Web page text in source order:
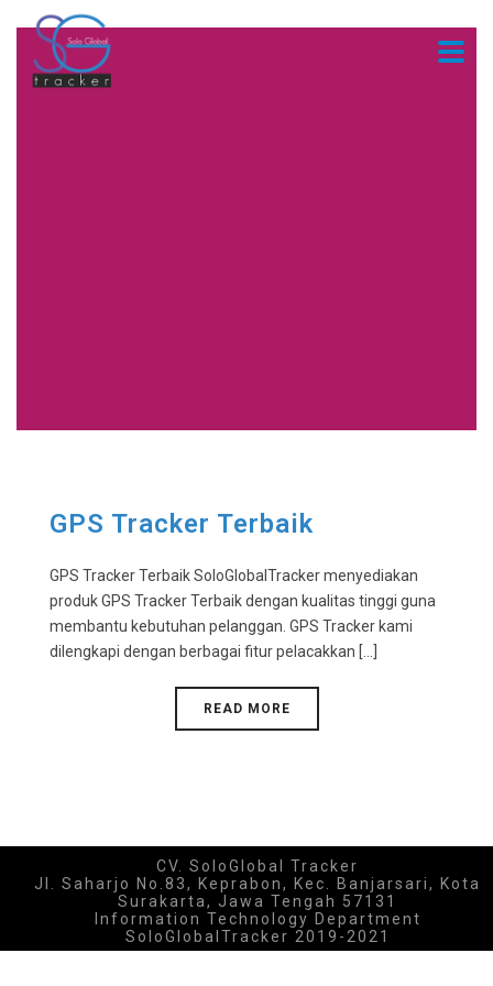
GPS Tracker Terbaik
GPS Tracker Terbaik SoloGlobalTracker menyediakan
produk GPS Tracker Terbaik dengan kualitas tinggi guna
membantu kebutuhan pelanggan. GPS Tracker kami
dilengkapi dengan berbagai fitur pelacakkan [...]
READ MORE
CV. SoloGlobal Tracker
Jl. Saharjo No.83, Keprabon, Kec. Banjarsari, Kota
Surakarta, Jawa Tengah 57131
Information Technology Department
SoloGlobalTracker 2019-2021